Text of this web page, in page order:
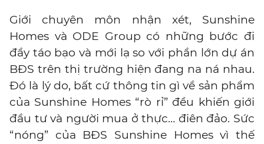
Giới chuyên môn nhận xét, Sunshine
Homes và ODE Group có những bước đi
đầy táo bạo và mới lạ so với phần lớn dự án
BĐS trên thị trường hiện đang na ná nhau.
Đó là lý do, bất cứ thông tin gì về sản phẩm
của Sunshine Homes “rò rỉ” đều khiến giới
đầu tư và người mua ở thực… điên đảo. Sức
“nóng” của BĐS Sunshine Homes vì thế